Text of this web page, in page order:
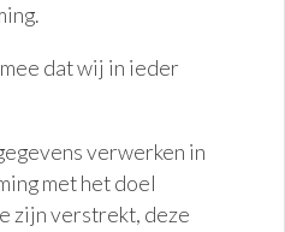
dat wij in ieder
verwerken in
met het doel
zijn verstrekt, deze